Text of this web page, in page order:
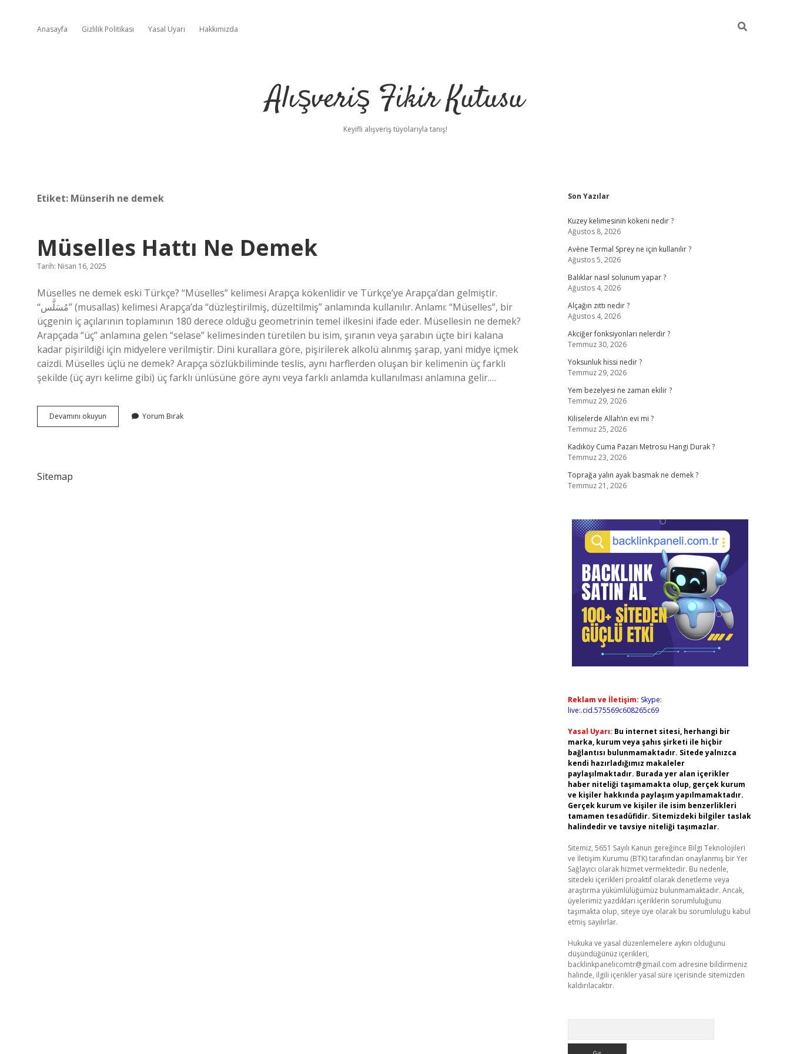
Anasayfa Gizlilik Politikası Yasal Uyarı Hakkımızda
Alışveriş Fikir Kutusu
Keyifli alışveriş tüyolarıyla tanış!
Etiket: Münserih ne demek
Müselles Hattı Ne Demek
Tarih: Nisan 16, 2025
Müselles ne demek eski Türkçe? “Müselles” kelimesi Arapça kökenlidir ve Türkçe’ye Arapça’dan gelmiştir.
“مُسَلَّس” (musallas) kelimesi Arapça’da “düzleştirilmiş, düzeltilmiş” anlamında kullanılır. Anlamı: “Müselles”, bir
üçgenin iç açılarının toplamının 180 derece olduğu geometrinin temel ilkesini ifade eder. Müsellesin ne demek?
Arapçada “üç” anlamına gelen “selase” kelimesinden türetilen bu isim, şıranın veya şarabın üçte biri kalana
kadar pişirildiği için midyelere verilmiştir. Dini kurallara göre, pişirilerek alkolü alınmış şarap, yani midye içmek
caizdi. Müselles üçlü ne demek? Arapça sözlükbiliminde teslis, aynı harflerden oluşan bir kelimenin üç farklı
şekilde (üç ayrı kelime gibi) üç farklı ünlüsüne göre aynı veya farklı anlamda kullanılması anlamına gelir.…
Devamını okuyun Müselles
Hattı
Yorum Bırak
Sitemap
Sidebar
Son Yazılar
Kuzey kelimesinin kökeni nedir ?
Ağustos 8, 2026
Avène Termal Sprey ne için kullanılır ?
Ağustos 5, 2026
Balıklar nasıl solunum yapar ?
Ağustos 4, 2026
Alçağın zıttı nedir ?
Ağustos 4, 2026
Akciğer fonksiyonları nelerdir ?
Temmuz 30, 2026
Yoksunluk hissi nedir ?
Temmuz 29, 2026
Yem bezelyesi ne zaman ekilir ?
Temmuz 29, 2026
Kiliselerde Allah’ın evi mi ?
Temmuz 25, 2026
Kadıköy Cuma Pazarı Metrosu Hangi Durak ?
Temmuz 23, 2026
Toprağa yalın ayak basmak ne demek ?
Temmuz 21, 2026
Reklam ve İletişim: Skype:
live:.cid.575569c608265c69
Yasal Uyarı: Bu internet sitesi, herhangi bir
marka, kurum veya şahıs şirketi ile hiçbir
bağlantısı bulunmamaktadır. Sitede yalnızca
kendi hazırladığımız makaleler
paylaşılmaktadır. Burada yer alan içerikler
haber niteliği taşımamakta olup, gerçek kurum
ve kişiler hakkında paylaşım yapılmamaktadır.
Gerçek kurum ve kişiler ile isim benzerlikleri
tamamen tesadüfidir. Sitemizdeki bilgiler taslak
halindedir ve tavsiye niteliği taşımazlar.
Sitemiz, 5651 Sayılı Kanun gereğince Bilgi Teknolojileri
ve İletişim Kurumu (BTK) tarafından onaylanmış bir Yer
Sağlayıcı olarak hizmet vermektedir. Bu nedenle,
sitedeki içerikleri proaktif olarak denetleme veya
araştırma yükümlülüğümüz bulunmamaktadır. Ancak,
üyelerimiz yazdıkları içeriklerin sorumluluğunu
taşımakta olup, siteye üye olarak bu sorumluluğu kabul
etmiş sayılırlar.
Hukuka ve yasal düzenlemelere aykırı olduğunu
düşündüğünüz içerikleri,
backlinkpanelicomtr@gmail.com adresine bildirmeniz
halinde, ilgili içerikler yasal süre içerisinde sitemizden
kaldırılacaktır.